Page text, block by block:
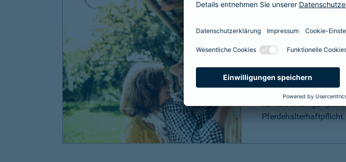
Zwar ist eine
äußerst sinnvoll.
Eine
nahezu
Pferdehalterhaftpflicht.